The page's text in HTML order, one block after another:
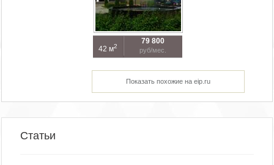
42 м2
79 800
руб/мес.
Показать похожие на eip.ru
Статьи